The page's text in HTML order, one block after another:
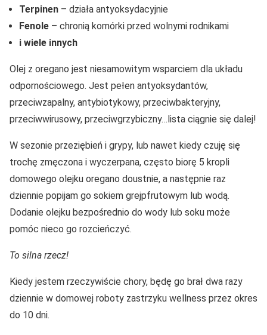
Terpinen – działa antyoksydacyjnie
Fenole – chronią komórki przed wolnymi rodnikami
i wiele innych
Olej z oregano jest niesamowitym wsparciem dla układu
odpornościowego. Jest pełen antyoksydantów,
przeciwzapalny, antybiotykowy, przeciwbakteryjny,
przeciwwirusowy, przeciwgrzybiczny…lista ciągnie się dalej!
W sezonie przeziębień i grypy, lub nawet kiedy czuję się
trochę zmęczona i wyczerpana, często biorę 5 kropli
domowego olejku oregano doustnie, a następnie raz
dziennie popijam go sokiem grejpfrutowym lub wodą.
Dodanie olejku bezpośrednio do wody lub soku może
pomóc nieco go rozcieńczyć.
To silna rzecz!
Kiedy jestem rzeczywiście chory, będę go brał dwa razy
dziennie w domowej roboty zastrzyku wellness przez okres
do 10 dni.